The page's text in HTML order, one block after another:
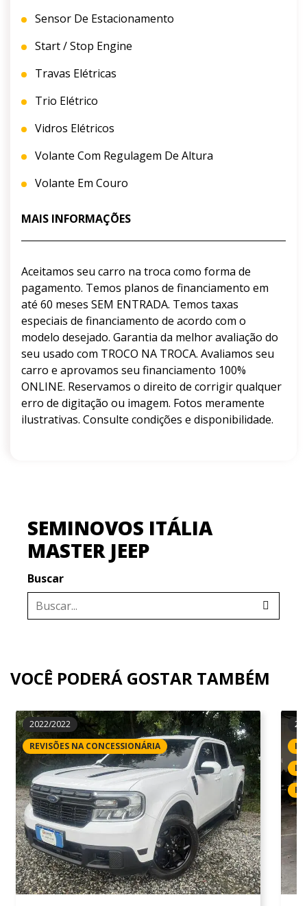
Sensor De Estacionamento
Start / Stop Engine
Travas Elétricas
Trio Elétrico
Vidros Elétricos
Volante Com Regulagem De Altura
Volante Em Couro
MAIS INFORMAÇÕES
Aceitamos seu carro na troca como forma de
pagamento. Temos planos de financiamento em
até 60 meses SEM ENTRADA. Temos taxas
especiais de financiamento de acordo com o
modelo desejado. Garantia da melhor avaliação do
seu usado com TROCO NA TROCA. Avaliamos seu
carro e aprovamos seu financiamento 100%
ONLINE. Reservamos o direito de corrigir qualquer
erro de digitação ou imagem. Fotos meramente
ilustrativas. Consulte condições e disponibilidade.
SEMINOVOS ITÁLIA
MASTER JEEP
Buscar
VOCÊ PODERÁ GOSTAR TAMBÉM
2022/2022
REVISÕES NA CONCESSIONÁRIA